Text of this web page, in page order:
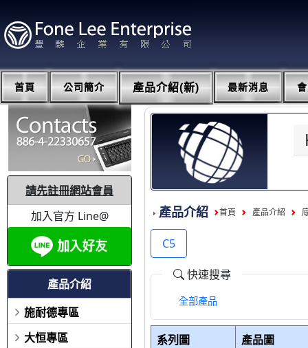
首頁 公司簡介 產品介紹(新) 最新消息
請先註冊網站會員
加入官方 Line@
產品介紹
施耐德專區
大恒專區
產品介紹 首頁 產品介紹
C5
快速搜尋
全部產品
系列圖 產品圖